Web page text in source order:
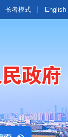
长者模式 English